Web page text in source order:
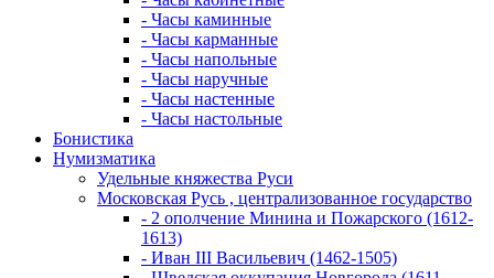
- Часы каминные
- Часы карманные
- Часы напольные
- Часы наручные
- Часы настенные
- Часы настольные
Бонистика
Нумизматика
Удельные княжества Руси
Московская Русь , централизованное государство
- 2 ополчение Минина и Пожарского (1612-
1613)
- Иван III Васильевич (1462-1505)